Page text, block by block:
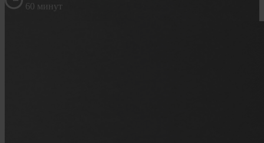
60 минут